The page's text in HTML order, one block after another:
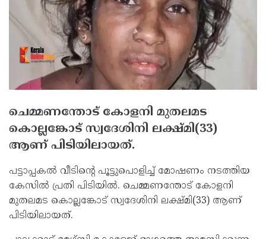
ചെമ്മണന്തോട് കോളനി മുതലമട
കൊല്ലങ്കോട് സ്വദേശിനി ലക്ഷ്മി(33)
ആണ് പിടിയിലായത്.
പട്ടാപ്പകല്‍ വീടിന്റെ പൂട്ടുപൊളിച്ച് മോഷണം നടത്തിയ
കേസില്‍ പ്രതി പിടിയില്‍. ചെമ്മണന്തോട് കോളനി
മുതലമട കൊല്ലങ്കോട് സ്വദേശിനി ലക്ഷ്മി(33) ആണ്
പിടിയിലായത്.